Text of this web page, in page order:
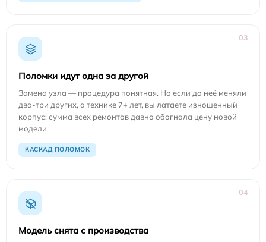
03
Поломки идут одна за другой
Замена узла — процедура понятная. Но если до неё меняли
два-три других, а технике 7+ лет, вы латаете изношенный
корпус: сумма всех ремонтов давно обогнала цену новой
модели.
КАСКАД ПОЛОМОК
04
Модель снята с производства